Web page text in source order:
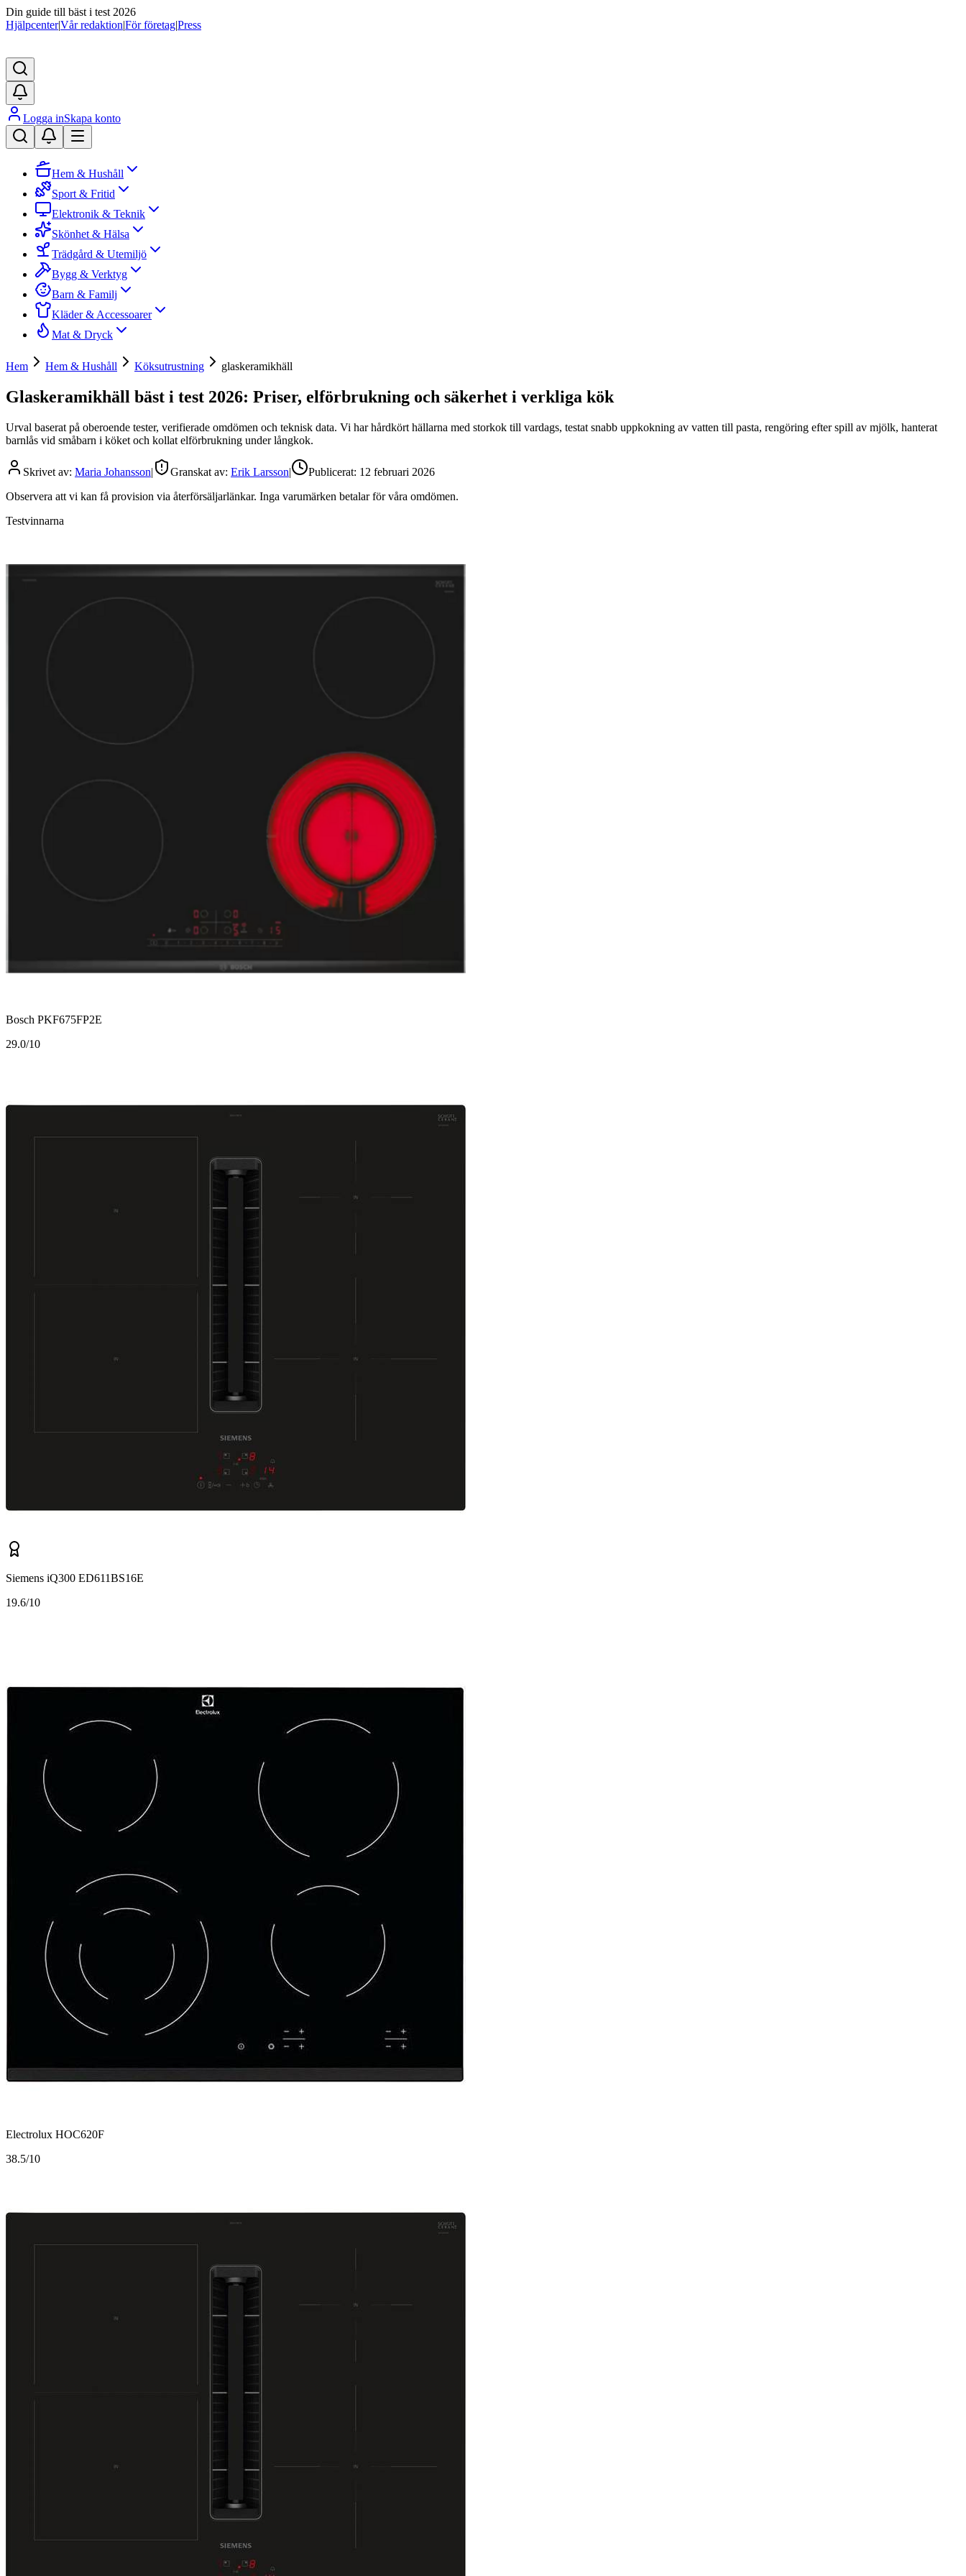
Din guide till bäst i test 2026
Hjälpcenter|Vår redaktion|För företag|Press
Logga inSkapa konto
Hem & Hushåll
Sport & Fritid
Elektronik & Teknik
Skönhet & Hälsa
Trädgård & Utemiljö
Bygg & Verktyg
Barn & Familj
Kläder & Accessoarer
Mat & Dryck
Hem Hem & Hushåll Köksutrustning glaskeramikhäll
Glaskeramikhäll bäst i test 2026: Priser, elförbrukning och säkerhet i verkliga kök
Urval baserat på oberoende tester, verifierade omdömen och teknisk data. Vi har hårdkört hällarna med storkok till vardags, testat snabb uppkokning av vatten till pasta, rengöring efter spill av mjölk, hanterat
barnlås vid småbarn i köket och kollat elförbrukning under långkok.
Skrivet av: Maria Johansson| Granskat av: Erik Larsson| Publicerat: 12 februari 2026
Observera att vi kan få provision via återförsäljarlänkar. Inga varumärken betalar för våra omdömen.
Testvinnarna
Bosch PKF675FP2E
29.0/10
Siemens iQ300 ED611BS16E
19.6/10
Electrolux HOC620F
38.5/10